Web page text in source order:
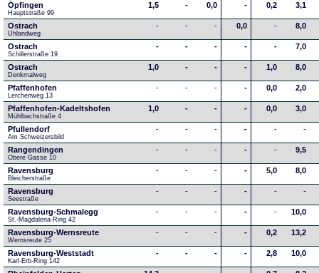
Öpfingen
Hauptstraße 99
1,5 - 0,0 - 0,2 3,1
Ostrach
Uhlandweg
- - - 0,0 - 8,0
Ostrach
Schillerstraße 19
- - - - - 7,0
Ostrach
Denkmalweg
1,0 - - - 1,0 8,0
Pfaffenhofen
Lerchenweg 13
- - - - 0,0 2,0
Pfaffenhofen-Kadeltshofen
Mühlbachstraße 4
1,0 - - - 0,0 3,0
Pfullendorf
Am Schweizersbild
- - - - - -
Rangendingen
Obere Gasse 10
- - - - - 9,5
Ravensburg
Bleicherstraße
- - - - 5,0 8,0
Ravensburg
Seestraße
- - - - - -
Ravensburg-Schmalegg
St.-Magdalena-Ring 42
- - - - - 10,0
Ravensburg-Wernsreute
Wernsreute 25
- - - - 0,2 13,2
Ravensburg-Weststadt
Karl-Erb-Ring 142
- - - - 2,8 10,0